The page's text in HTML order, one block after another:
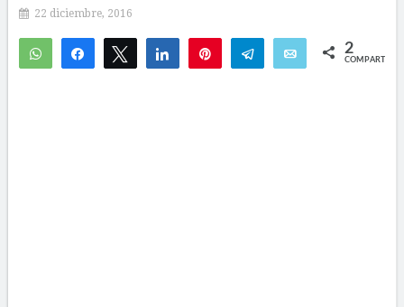
22 diciembre, 2016
WhatsAppCompartirTwittear Compartir Telegram Email 2
COMPARTIR